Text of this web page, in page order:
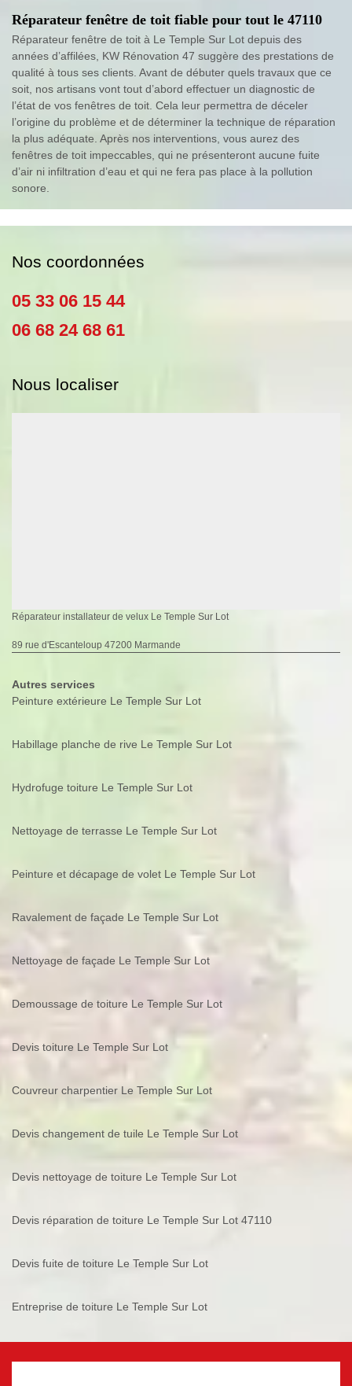
Réparateur fenêtre de toit fiable pour tout le 47110
Réparateur fenêtre de toit à Le Temple Sur Lot depuis des
années d’affilées, KW Rénovation 47 suggère des prestations de
qualité à tous ses clients. Avant de débuter quels travaux que ce
soit, nos artisans vont tout d’abord effectuer un diagnostic de
l’état de vos fenêtres de toit. Cela leur permettra de déceler
l’origine du problème et de déterminer la technique de réparation
la plus adéquate. Après nos interventions, vous aurez des
fenêtres de toit impeccables, qui ne présenteront aucune fuite
d’air ni infiltration d’eau et qui ne fera pas place à la pollution
sonore.
Nos coordonnées
05 33 06 15 44
06 68 24 68 61
Nous localiser
Réparateur installateur de velux Le Temple Sur Lot
89 rue d'Escanteloup 47200 Marmande
Autres services
Peinture extérieure Le Temple Sur Lot
Habillage planche de rive Le Temple Sur Lot
Hydrofuge toiture Le Temple Sur Lot
Nettoyage de terrasse Le Temple Sur Lot
Peinture et décapage de volet Le Temple Sur Lot
Ravalement de façade Le Temple Sur Lot
Nettoyage de façade Le Temple Sur Lot
Demoussage de toiture Le Temple Sur Lot
Devis toiture Le Temple Sur Lot
Couvreur charpentier Le Temple Sur Lot
Devis changement de tuile Le Temple Sur Lot
Devis nettoyage de toiture Le Temple Sur Lot
Devis réparation de toiture Le Temple Sur Lot 47110
Devis fuite de toiture Le Temple Sur Lot
Entreprise de toiture Le Temple Sur Lot